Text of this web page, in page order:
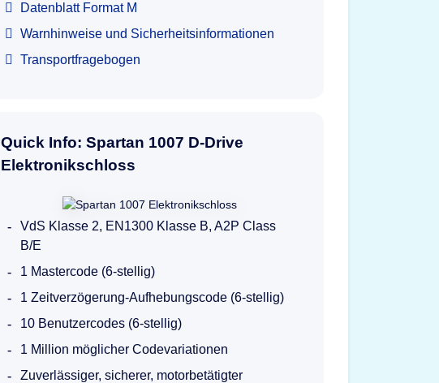
Datenblatt Format M
Warnhinweise und Sicherheitsinformationen
Transportfragebogen
Quick Info: Spartan 1007 D-Drive
Elektronikschloss
VdS Klasse 2, EN1300 Klasse B, A2P Class
B/E
1 Mastercode (6-stellig)
1 Zeitverzögerung-Aufhebungscode (6-stellig)
10 Benutzercodes (6-stellig)
1 Million möglicher Codevariationen
Zuverlässiger, sicherer, motorbetätigter